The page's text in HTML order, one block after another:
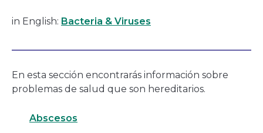
in English: Bacteria & Viruses
En esta sección encontrarás información sobre
problemas de salud que son hereditarios.
Abscesos